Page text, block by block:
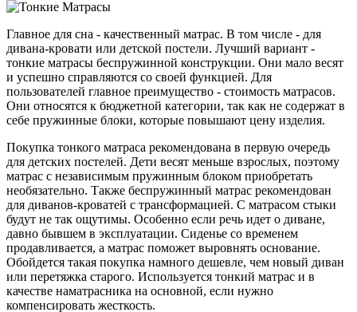
Главное для сна - качественный матрас. В том числе - для
дивана-кровати или детской постели. Лучший вариант -
тонкие матрасы беспружинной конструкции. Они мало весят
и успешно справляются со своей функцией. Для
пользователей главное преимущество - стоимость матрасов.
Они относятся к бюджетной категории, так как не содержат в
себе пружинные блоки, которые повышают цену изделия.
Покупка тонкого матраса рекомендована в первую очередь
для детских постелей. Дети весят меньше взрослых, поэтому
матрас с независимым пружинным блоком приобретать
необязательно. Также беспружинный матрас рекомендован
для диванов-кроватей с трансформацией. С матрасом стыки
будут не так ощутимы. Особенно если речь идет о диване,
давно бывшем в эксплуатации. Сиденье со временем
продавливается, а матрас поможет выровнять основание.
Обойдется такая покупка намного дешевле, чем новый диван
или перетяжка старого. Используется тонкий матрас и в
качестве наматрасника на основной, если нужно
компенсировать жесткость.